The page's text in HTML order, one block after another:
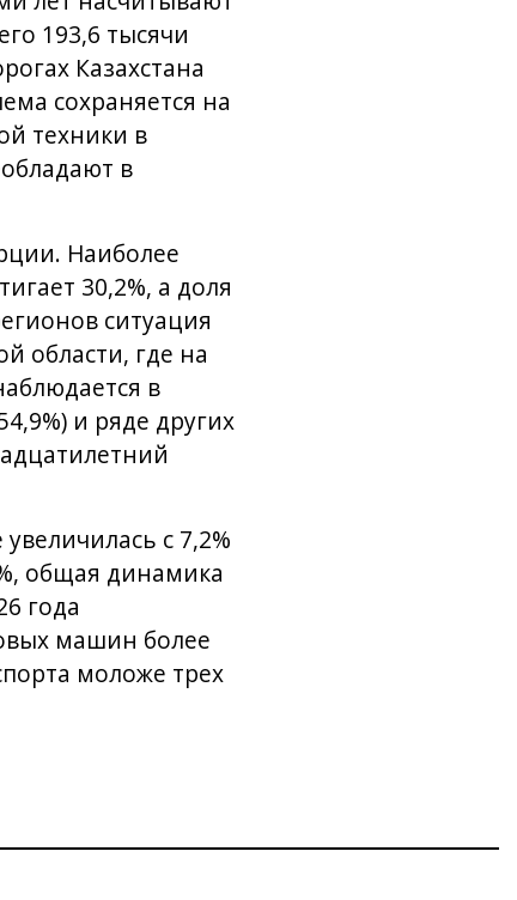
193,6 тысячи
Казахстана
сохраняется на
техники в
в
Наиболее
30,2%, а доля
ситуация
области, где на
в
и ряде других
с 7,2%
общая динамика
года
машин более
моложе трех